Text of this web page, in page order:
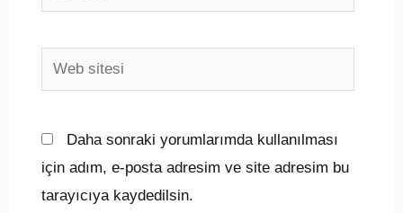
Posta*
Web
sitesi
Daha sonraki yorumlarımda kullanılması
için adım, e-posta adresim ve site adresim bu
tarayıcıya kaydedilsin.